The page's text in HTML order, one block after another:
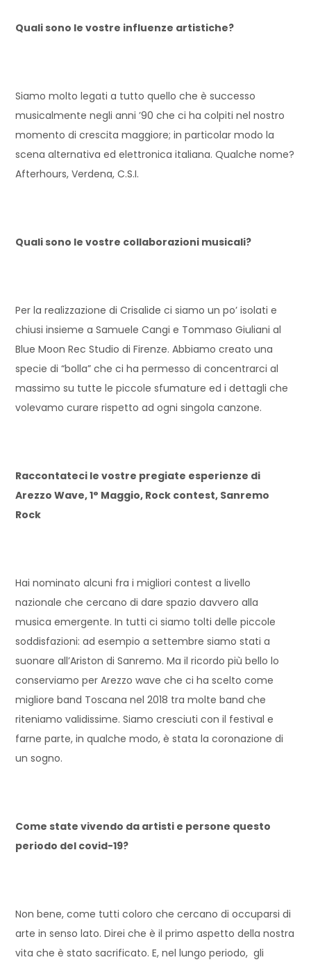
Quali sono le vostre influenze artistiche?
Siamo molto legati a tutto quello che è successo
musicalmente negli anni ’90 che ci ha colpiti nel nostro
momento di crescita maggiore; in particolar modo la
scena alternativa ed elettronica italiana. Qualche nome?
Afterhours, Verdena, C.S.I.
Quali sono le vostre collaborazioni musicali?
Per la realizzazione di Crisalide ci siamo un po’ isolati e
chiusi insieme a Samuele Cangi e Tommaso Giuliani al
Blue Moon Rec Studio di Firenze. Abbiamo creato una
specie di “bolla” che ci ha permesso di concentrarci al
massimo su tutte le piccole sfumature ed i dettagli che
volevamo curare rispetto ad ogni singola canzone.
Raccontateci le vostre pregiate esperienze di
Arezzo Wave, 1° Maggio, Rock contest, Sanremo
Rock
Hai nominato alcuni fra i migliori contest a livello
nazionale che cercano di dare spazio davvero alla
musica emergente. In tutti ci siamo tolti delle piccole
soddisfazioni: ad esempio a settembre siamo stati a
suonare all’Ariston di Sanremo. Ma il ricordo più bello lo
conserviamo per Arezzo wave che ci ha scelto come
migliore band Toscana nel 2018 tra molte band che
riteniamo validissime. Siamo cresciuti con il festival e
farne parte, in qualche modo, è stata la coronazione di
un sogno.
Come state vivendo da artisti e persone questo
periodo del covid-19?
Non bene, come tutti coloro che cercano di occuparsi di
arte in senso lato. Direi che è il primo aspetto della nostra
vita che è stato sacrificato. E, nel lungo periodo, gli